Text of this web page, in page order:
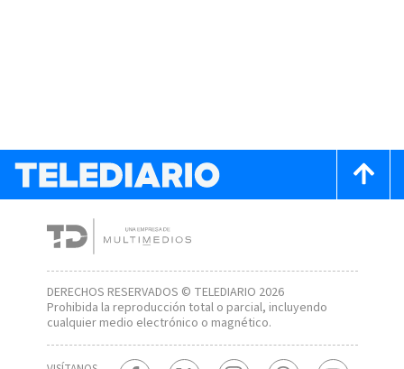
DERECHOS RESERVADOS © TELEDIARIO 2026
Prohibida la reproducción total o parcial, incluyendo
cualquier medio electrónico o magnético.